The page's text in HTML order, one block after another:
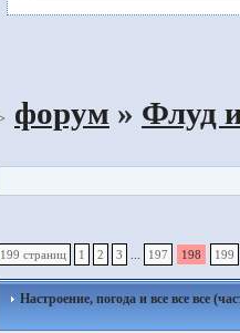
форум » Флуд
199 страниц 1 2 3 197 198 199
Настроение, погода и все все все